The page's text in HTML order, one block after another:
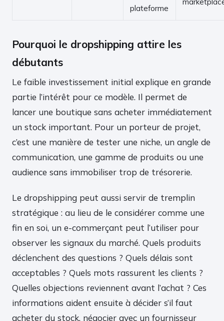
plateforme
Pourquoi le dropshipping attire les
débutants
Le faible investissement initial explique en grande
partie l’intérêt pour ce modèle. Il permet de
lancer une boutique sans acheter immédiatement
un stock important. Pour un porteur de projet,
c’est une manière de tester une niche, un angle de
communication, une gamme de produits ou une
audience sans immobiliser trop de trésorerie.
Le dropshipping peut aussi servir de tremplin
stratégique : au lieu de le considérer comme une
fin en soi, un e-commerçant peut l’utiliser pour
observer les signaux du marché. Quels produits
déclenchent des questions ? Quels délais sont
acceptables ? Quels mots rassurent les clients ?
Quelles objections reviennent avant l’achat ? Ces
informations aident ensuite à décider s’il faut
acheter du stock, négocier avec un fournisseur